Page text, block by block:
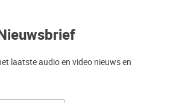
laatste audio en video nieuws en